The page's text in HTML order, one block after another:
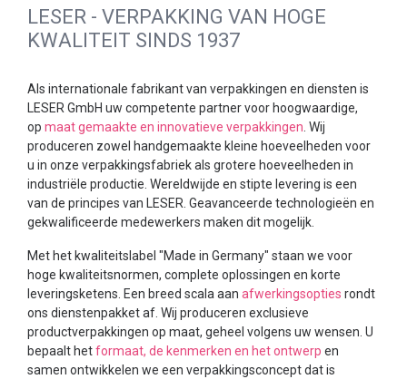
LESER - VERPAKKING VAN HOGE
KWALITEIT SINDS 1937
Als internationale fabrikant van verpakkingen en diensten is
LESER GmbH uw competente partner voor hoogwaardige,
op maat gemaakte en innovatieve verpakkingen . Wij
produceren zowel handgemaakte kleine hoeveelheden voor
u in onze verpakkingsfabriek als grotere hoeveelheden in
industriële productie. Wereldwijde en stipte levering is een
van de principes van LESER. Geavanceerde technologieën en
gekwalificeerde medewerkers maken dit mogelijk.
Met het kwaliteitslabel "Made in Germany" staan we voor
hoge kwaliteitsnormen, complete oplossingen en korte
leveringsketens. Een breed scala aan afwerkingsopties rondt
ons dienstenpakket af. Wij produceren exclusieve
productverpakkingen op maat, geheel volgens uw wensen. U
bepaalt hetformaat, de kenmerken en het ontwerp en
samen ontwikkelen we een verpakkingsconcept dat is